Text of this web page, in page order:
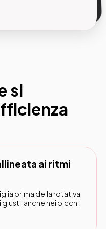
si
ai ritmi
prima della rotativa:
anche nei picchi